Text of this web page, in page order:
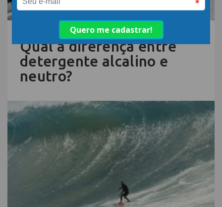
06.AGO.26 | POR: ABIH-SC
Qual a diferença entre
detergente alcalino e
neutro?